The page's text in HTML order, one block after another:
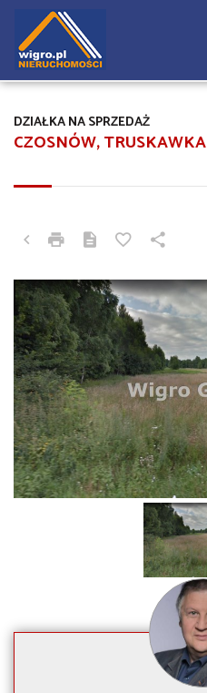
CZOSNÓW, TRUSKAWKA
DZIAŁKA NA SPRZEDAŻ